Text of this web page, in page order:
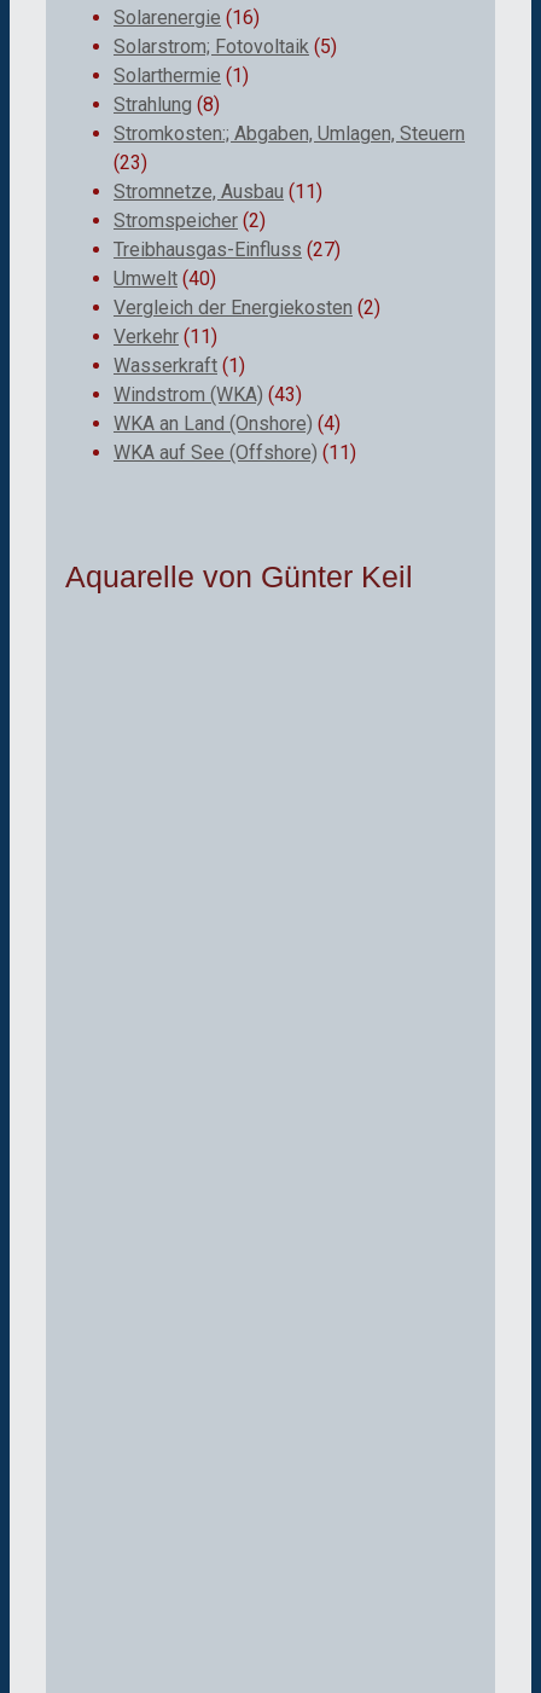
Solarenergie (16)
Solarstrom; Fotovoltaik (5)
Solarthermie (1)
Strahlung (8)
Stromkosten:; Abgaben, Umlagen, Steuern
(23)
Stromnetze, Ausbau (11)
Stromspeicher (2)
Treibhausgas-Einfluss (27)
Umwelt (40)
Vergleich der Energiekosten (2)
Verkehr (11)
Wasserkraft (1)
Windstrom (WKA) (43)
WKA an Land (Onshore) (4)
WKA auf See (Offshore) (11)
Aquarelle von Günter Keil